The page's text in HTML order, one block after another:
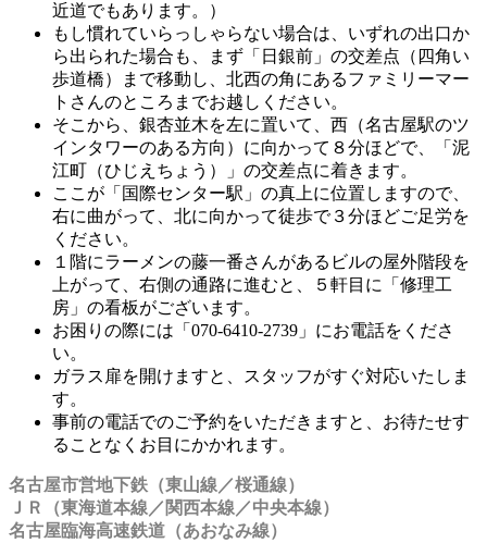
近道でもあります。）
もし慣れていらっしゃらない場合は、いずれの出口か
ら出られた場合も、まず「日銀前」の交差点（四角い
歩道橋）まで移動し、北西の角にあるファミリーマー
トさんのところまでお越しください。
そこから、銀杏並木を左に置いて、西（名古屋駅のツ
インタワーのある方向）に向かって８分ほどで、「泥
江町（ひじえちょう）」の交差点に着きます。
ここが「国際センター駅」の真上に位置しますので、
右に曲がって、北に向かって徒歩で３分ほどご足労を
ください。
１階にラーメンの藤一番さんがあるビルの屋外階段を
上がって、右側の通路に進むと、５軒目に「修理工
房」の看板がございます。
お困りの際には「070-6410-2739」にお電話をくださ
い。
ガラス扉を開けますと、スタッフがすぐ対応いたしま
す。
事前の電話でのご予約をいただきますと、お待たせす
ることなくお目にかかれます。
名古屋市営地下鉄（東山線／桜通線）
ＪＲ（東海道本線／関西本線／中央本線）
名古屋臨海高速鉄道（あおなみ線）